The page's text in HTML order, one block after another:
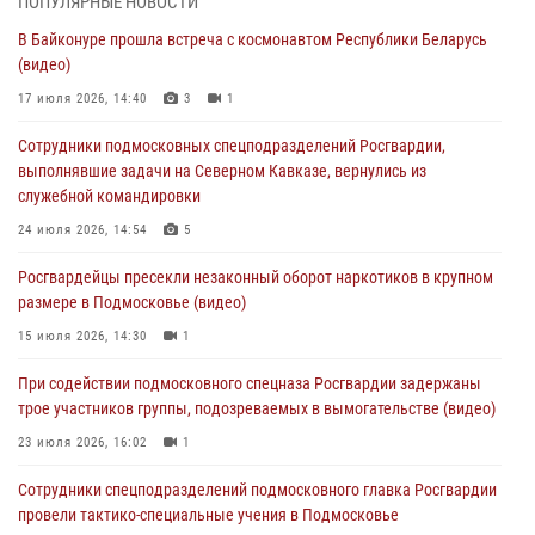
Сотрудники спецподразделения подмосковного главка Росгвардии
отработали навыки огневой подготовки на комплексных учениях
04 августа 2026, 12:21
За прошедший месяц росгвардейцы 7386 раз выезжали по
сигналам «Тревога» с охраняемых объектов в Подмосковье
04 августа 2026, 12:15
(видео)
03 августа 2026, 15:32 1
«семейным подрядом» в Подмосковье (видео)
03 августа 2026, 15:08
В Байконуре прошла встреча с космонавтом Республики Беларусь
(видео)
17 июля 2026, 14:40 3 1
Сотрудники подмосковных спецподразделений Росгвардии,
выполнявшие задачи на Северном Кавказе, вернулись из
служебной командировки
24 июля 2026, 14:54 5
Росгвардейцы пресекли незаконный оборот наркотиков в крупном
размере в Подмосковье (видео)
15 июля 2026, 14:30 1
При содействии подмосковного спецназа Росгвардии задержаны
трое участников группы, подозреваемых в вымогательстве (видео)
23 июля 2026, 16:02 1
Сотрудники спецподразделений подмосковного главка Росгвардии
провели тактико-специальные учения в Подмосковье